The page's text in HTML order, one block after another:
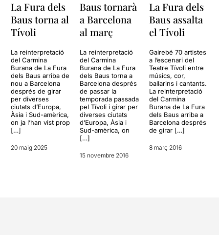
La Fura dels
Baus torna al
Tívoli
La reinterpretació
del Carmina
Burana de La Fura
dels Baus arriba de
nou a Barcelona
després de girar
per diverses
ciutats d’Europa,
Àsia i Sud-amèrica,
on ja l’han vist prop
[…]
20 maig 2025
Baus tornarà
a Barcelona
al març
La reinterpretació
del Carmina
Burana de La Fura
dels Baus torna a
Barcelona després
de passar la
temporada passada
pel Tívoli i girar per
diverses ciutats
d’Europa, Àsia i
Sud-amèrica, on
[…]
15 novembre 2016
La Fura dels
Baus assalta
el Tívoli
Gairebé 70 artistes
a l’escenari del
Teatre Tívoli entre
músics, cor,
ballarins i cantants.
La reinterpretació
del Carmina
Burana de La Fura
dels Baus arriba a
Barcelona després
de girar […]
8 març 2016